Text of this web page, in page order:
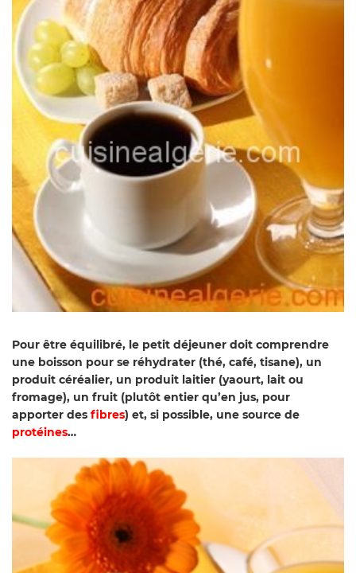
Pour être équilibré, le petit déjeuner doit comprendre
une boisson pour se réhydrater (thé, café, tisane), un
produit céréalier, un produit laitier (yaourt, lait ou
fromage), un fruit (plutôt entier qu’en jus, pour
apporter des fibres) et, si possible, une source de
protéines…